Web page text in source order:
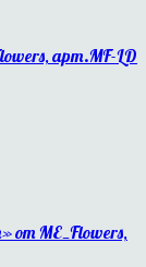
арт.MF-LD
от ME_Flowers,